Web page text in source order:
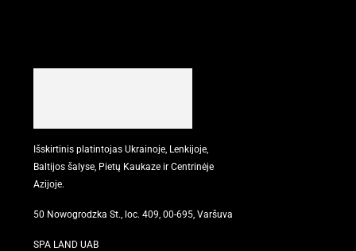
Išskirtinis platintojas Ukrainoje, Lenkijoje,
Baltijos šalyse, Pietų Kaukaze ir Centrinėje
Azijoje.
50 Nowogrodzka St., loc. 409, 00-695, Varšuva
SPA LAND UAB